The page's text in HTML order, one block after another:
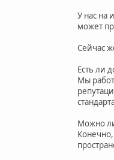
У нас на
может
Сейчас
Есть ли
Мы
Можно